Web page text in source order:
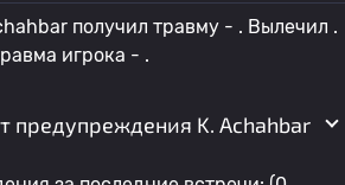
получил травму - . Вылечил .
игрока - .
предупреждения K. Achahbar